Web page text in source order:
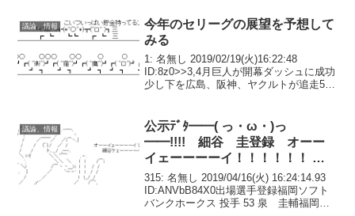
候群鈴木翔 右手血行障害...
議論、情報
今年のセリーグの展望を予想して
みる
1: 名無し 2019/02/19(火)16:22:48
ID:8z0>>3,4月巨人が開幕ダッシュに成功
少し下を広島、阪神、ヤクルトが追走5月
日はようやっとる6月...
議論、情報
公示ﾃﾞﾀ━━( っ・ω・)っ
━━!!!! 細谷 圭登録 オーー
イェーーーーイ！！！！！！ 細
谷ケェーーーーイ！！！！！！
315: 名無し 2019/04/16(火) 16:24:14.93
ID:ANVbB84X0出場選手登録福岡ソフト
バンクホークス 投手 53 泉 圭輔福岡ソ